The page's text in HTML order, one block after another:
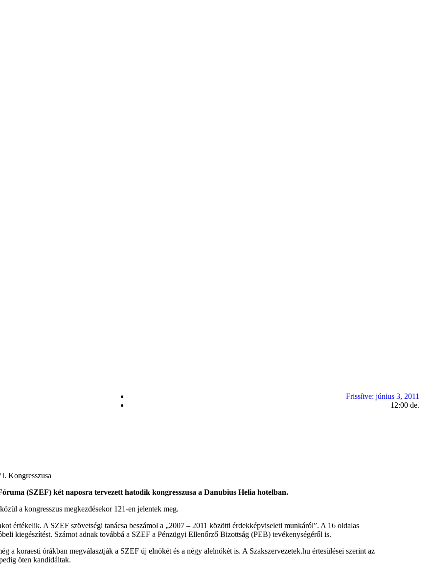
Frissítve: június 3, 2011
12:00 de.
Kongresszusa
(SZEF) két naposra tervezett hatodik kongresszusa a Danubius Helia hotelban.
a kongresszus megkezdésekor 121-en jelentek meg.
értékelik. A SZEF szövetségi tanácsa beszámol a „2007 – 2011 közötti érdekképviseleti munkáról”. A 16 oldalas
kiegészítést. Számot adnak továbbá a SZEF a Pénzügyi Ellenőrző Bizottság (PEB) tevékenységéről is.
a koraesti órákban megválasztják a SZEF új elnökét és a négy alelnökét is. A Szakszervezetek.hu értesülései szerint az
öten kandidáltak.